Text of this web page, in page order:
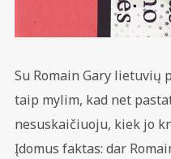
Su Romain Gary lietuvių
taip mylim, kad net
nesuskaičiuoju, kiek jo
Įdomus faktas: dar